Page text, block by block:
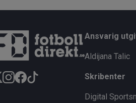
Ansvarig
Aldijana Talic
Skribenter
Digital